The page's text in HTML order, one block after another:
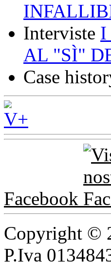
Interviste I
AL "SÌ"
Case
Facebook
Copyright ©
P.Iva